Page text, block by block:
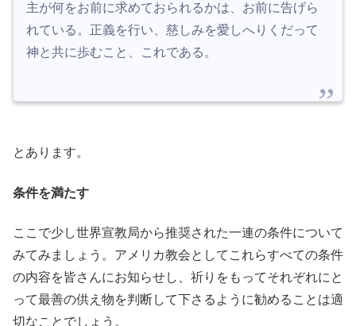
主が何をお前に求めておられるかは、お前に告げら
れている。正義を行い、慈しみを愛しへりくだって
神と共に歩むこと、これである。
とあります。
条件を満たす
ここで少し世界宣教局から推奨された一連の条件について
みてみましょう。アメリカ教会としてこれらすべての条件
の内容を皆さんにお知らせし、祈りをもってそれぞれにと
って最善の供え物を判断して下さるように勧めることは適
切なことでしょう。